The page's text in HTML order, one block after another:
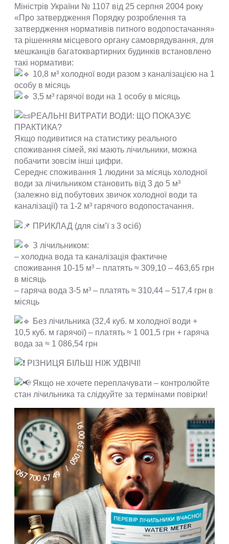
Міністрів України № 1107 від 25 серпня 2004 року
«Про затвердження Порядку розроблення та
затвердження нормативів питного водопостачання»
та рішенням місцевого органу самоврядування, для
мешканців багатоквартирних будинків встановлено
такі нормативи:
10,8 м³ холодної води разом з каналізацією на 1
особу в місяць
3,5 м³ гарячої води на 1 особу в місяць
РЕАЛЬНІ ВИТРАТИ ВОДИ: ЩО ПОКАЗУЄ
ПРАКТИКА?
Якщо подивитися на статистику реального
споживання сімей, які мають лічильники, можна
побачити зовсім інші цифри.
Середнє споживання 1 людини за місяць холодної
води за лічильником становить від 3 до 5 м³
(залежно від побутових звичок холодної води та
каналізації) та 1-2 м³ гарячого водопостачання.
ПРИКЛАД (для сім’ї з 3 осіб)
З лічильником:
– холодна вода та каналізація фактичне
споживання 10-15 м³ – платять ≈ 309,10 – 463,65 грн
в місяць
– гаряча вода 3-5 м³ – платять ≈ 310,44 – 517,4 грн в
місяць
Без лічильника (32,4 куб. м холодної води +
10,5 куб. м гарячої) – платять ≈ 1 001,5 грн + гаряча
вода за ≈ 1 086,54 грн
РІЗНИЦЯ БІЛЬШ НІЖ УДВІЧІ!
Якщо не хочете переплачувати – контролюйте
стан лічильника та слідкуйте за термінами повірки!